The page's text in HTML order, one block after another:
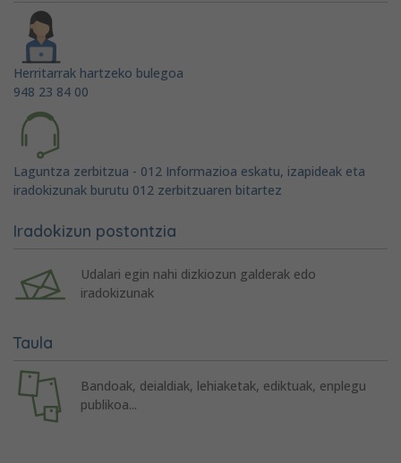
Herritarrak hartzeko bulegoa
948 23 84 00
Laguntza zerbitzua - 012 Informazioa eskatu, izapideak eta
iradokizunak burutu 012 zerbitzuaren bitartez
Iradokizun postontzia
Udalari egin nahi dizkiozun galderak edo
iradokizunak
Taula
Bandoak, deialdiak, lehiaketak, ediktuak, enplegu
publikoa...